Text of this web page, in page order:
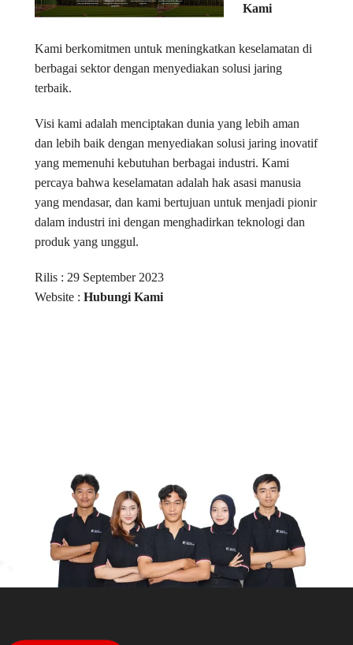
Kami
Kami berkomitmen untuk meningkatkan keselamatan di
berbagai sektor dengan menyediakan solusi jaring
terbaik.
Visi kami adalah menciptakan dunia yang lebih aman
dan lebih baik dengan menyediakan solusi jaring inovatif
yang memenuhi kebutuhan berbagai industri. Kami
percaya bahwa keselamatan adalah hak asasi manusia
yang mendasar, dan kami bertujuan untuk menjadi pionir
dalam industri ini dengan menghadirkan teknologi dan
produk yang unggul.
Rilis : 29 September 2023
Website : Hubungi Kami